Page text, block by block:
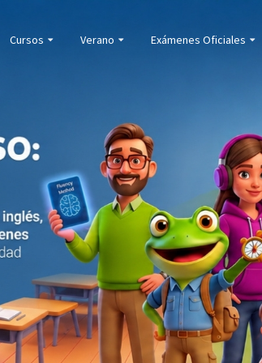
Cursos Verano Exámenes Oficiales